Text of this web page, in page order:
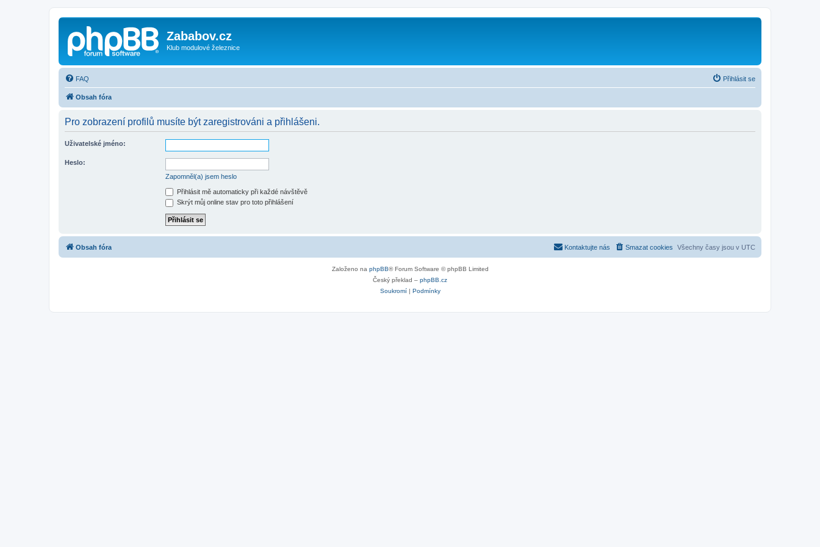
Zababov.cz
Klub modulové železnice
FAQ Přihlásit se
Obsah fóra
Pro zobrazení profilů musíte být zaregistrováni a přihlášeni.
Uživatelské jméno:
Heslo:
Zapomněl(a) jsem heslo
Přihlásit mě automaticky při každé návštěvě
Skrýt můj online stav pro toto přihlášení
Obsah fóra Všechny časy jsou v UTC
Smazat cookies
Kontaktujte nás
Založeno na phpBB® Forum Software © phpBB Limited
Český překlad – phpBB.cz
Soukromí| Podmínky